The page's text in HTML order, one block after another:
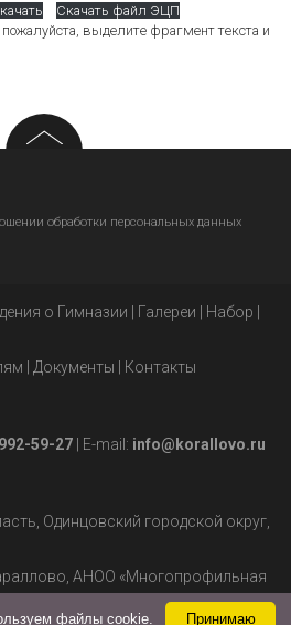
Скачать файл ЭЦП
выделите фрагмент текста и
обработки персональных данных
о Гимназии | Галереи | Набор |
| Документы | Контакты
59-27| E-mail: info@korallovo.ru
Одинцовский городской округ,
АНОО «Многопрофильная
Принимаю
файлы cookie.